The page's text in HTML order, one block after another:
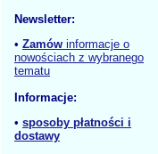
Newsletter:
• Zamów informacje o
nowościach z wybranego
tematu
Informacje:
• sposoby płatności i
dostawy